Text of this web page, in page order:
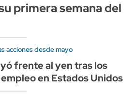
primera semana del
acciones desde mayo
frente al yen tras los
en Estados Unidos